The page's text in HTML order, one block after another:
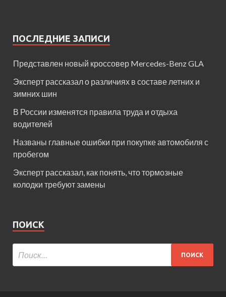
ПОСЛЕДНИЕ ЗАПИСИ
Представлен новый кроссовер Mercedes-Benz GLA
Эксперт рассказал о различиях в составе летних и
зимних шин
В России изменятся правила труда и отдыха
водителей
Названы главные ошибки при покупке автомобиля с
пробегом
Эксперт рассказал, как понять, что тормозные
колодки требуют замены
ПОИСК